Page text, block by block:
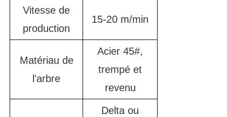
Vitesse de
production
15-20 m/min
Matériau de
l'arbre
Acier 45#,
trempé et
revenu
Delta ou